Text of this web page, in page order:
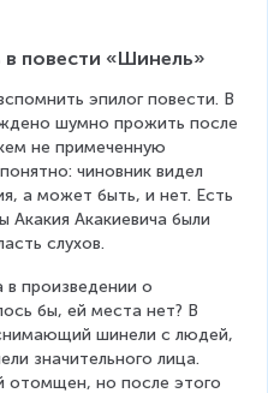
в повести «Шинель»
эпилог повести. В
шумно прожить после
не примеченную
чиновник видел
а может быть, и нет. Есть
Акакия Акакиевича были
слухов.
в произведении о
бы, ей места нет? В
шинели с людей,
значительного лица.
отомщен, но после этого